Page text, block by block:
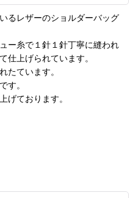
るレザーのショルダーバッグ
ー糸で１針１針丁寧に縫われ
仕上げられています。
たています。
す。
げております。